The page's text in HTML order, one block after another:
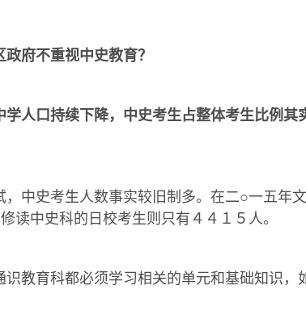
府不重视中史教育？
人口持续下降，中史考生占整体考生比例
中史考生人数事实较旧制多。在二○一五年
读中史科的日校考生则只有４４１５人。
教育科都必须学习相关的单元和基础知识，